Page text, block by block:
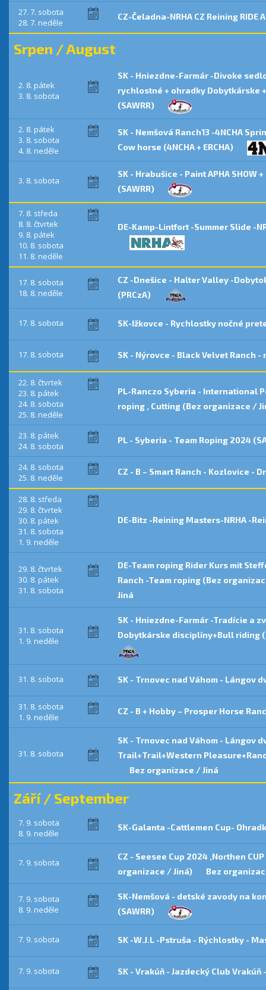
27. 7. sobota
28. 7. neděle
CZ-Čeladna-NRHA CZ Reining RIDE
Srpen / August
2. 8. pátek
3. 8. sobota
SK - Hniezdne-Farmár -Divoke
rychlostné + ohradky Dobytkárske
(SAWRR)
2. 8. pátek
3. 8. sobota
4. 8. neděle
SK - Nemšová Ranch13 -4NCHA
Cow horse (4NCHA + ERCHA)
3. 8. sobota
SK - Hrabušice - Paint APHA SHOW
(SAWRR)
7. 8. středa
8. 8. čtvrtek
9. 8. pátek
10. 8. sobota
11. 8. neděle
DE-Kamp-Lintfort -Summer Slide -
17. 8. sobota
18. 8. neděle
CZ -Dnešice - Halter Valley -
(PRCzA)
17. 8. sobota SK-Ižkovce - Rychlostky nočné
17. 8. sobota SK - Nýrovce - Black Velvet Ranch
22. 8. čtvrtek
23. 8. pátek
24. 8. sobota
25. 8. neděle
PL-Ranczo Syberia - International
roping , Cutting (Bez organizace /
23. 8. pátek
24. 8. sobota
PL - Syberia - Team Roping 2024
24. 8. sobota
25. 8. neděle
CZ - B – Smart Ranch - Kozlovice -
28. 8. středa
29. 8. čtvrtek
30. 8. pátek
31. 8. sobota
1. 9. neděle
DE-Bitz -Reining Masters-NRHA -
29. 8. čtvrtek
30. 8. pátek
31. 8. sobota
DE-Team roping Rider Kurs mit
Ranch -Team roping (Bez
Jiná
31. 8. sobota
1. 9. neděle
SK - Hniezdne-Farmár -Tradície a
Dobytkárske disciplíny+Bull riding
31. 8. sobota SK - Trnovec nad Váhom - Lángov
31. 8. sobota
1. 9. neděle
CZ - B + Hobby – Prosper Horse
31. 8. sobota
SK - Trnovec nad Váhom - Lángov
Trail+Trail+Western
Bez organizace / Jiná
Září / September
7. 9. sobota
8. 9. neděle
SK-Galanta -Cattlemen Cup-
7. 9. sobota
CZ - Seesee Cup 2024 ,Northen
organizace / Jiná)
Bez
7. 9. sobota
8. 9. neděle
SK-Nemšová - detské zavody na
(SAWRR)
7. 9. sobota SK -W.J.L -Pstruša - Rýchlostky -
7. 9. sobota SK - Vrakúň - Jazdecký Club